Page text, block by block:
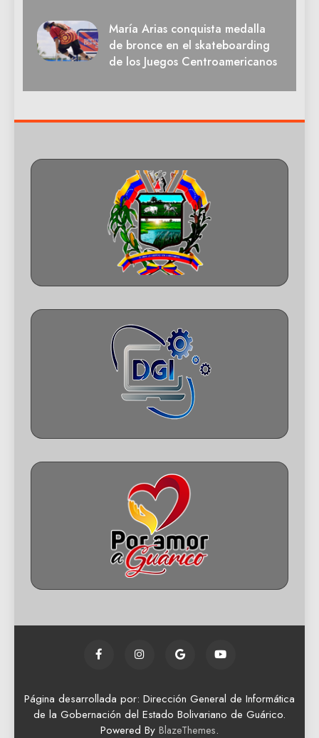
María Arias conquista medalla
de bronce en el skateboarding
de los Juegos Centroamericanos
Página desarrollada por: Dirección General de Informática
de la Gobernación del Estado Bolivariano de Guárico.
Powered By BlazeThemes.